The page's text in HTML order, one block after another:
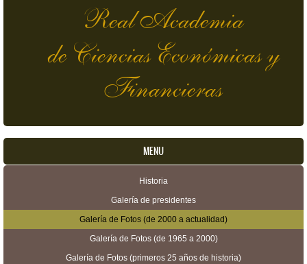
Real Academia
de Ciencias Económicas y
Financieras
MENU
Historia
Galería de presidentes
Galería de Fotos (de 2000 a actualidad)
Galería de Fotos (de 1965 a 2000)
Galería de Fotos (primeros 25 años de historia)